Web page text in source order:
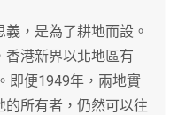
，是為了耕地而設。
香港新界以北地區有
即便1949年，兩地實
所有者，仍然可以往